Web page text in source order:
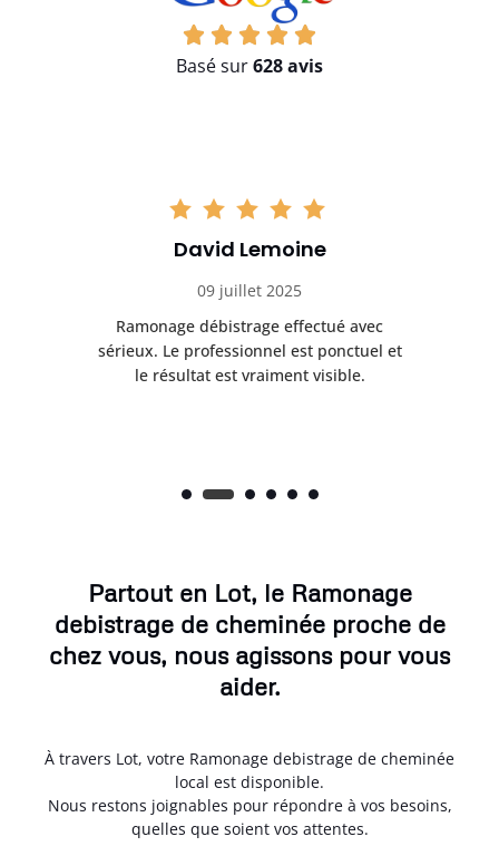
Basé sur628 avis
David Lemoine
09 juillet 2025
Ramonage débistrage effectué avec
sérieux. Le professionnel est ponctuel et
le résultat est vraiment visible.
Partout en Lot, le Ramonage
debistrage de cheminée proche de
chez vous, nous agissons pour vous
aider.
À travers Lot, votre Ramonage debistrage de cheminée
local est disponible.
Nous restons joignables pour répondre à vos besoins,
quelles que soient vos attentes.